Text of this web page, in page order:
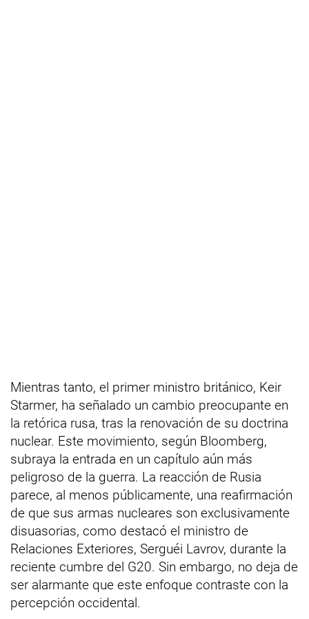
Mientras tanto, el primer ministro británico, Keir
Starmer, ha señalado un cambio preocupante en
la retórica rusa, tras la renovación de su doctrina
nuclear. Este movimiento, según Bloomberg,
subraya la entrada en un capítulo aún más
peligroso de la guerra. La reacción de Rusia
parece, al menos públicamente, una reafirmación
de que sus armas nucleares son exclusivamente
disuasorias, como destacó el ministro de
Relaciones Exteriores, Serguéi Lavrov, durante la
reciente cumbre del G20. Sin embargo, no deja de
ser alarmante que este enfoque contraste con la
percepción occidental.